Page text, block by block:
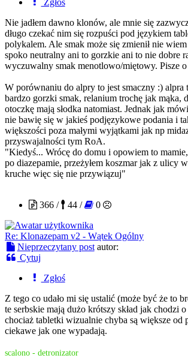
Nie jadłem dawno klonów, ale mnie się
długo czekać nim się rozpuści pod językiem
polykalem. Ale smak może się zmienił nie
spoko neutralny ani to gorzkie ani to nie dobre
wyczuwalny smak menotlowo/miętowy. Pisze
W porównaniu do alpry to jest smaczny :) alpra
bardzo gorzki smak, relanium trochę jak mąka,
otoczkę mają słodka natomiast. Jednak jak
nie bawię się w jakieś podjęzykowe podania i
większości poza małymi wyjątkami jak np
przyswajalności tym RoA.
"Kiedyś... Wrócę do domu i opowiem to
po diazepamie, przeżyłem koszmar jak z ulicy
kruche więc się nie przywiązuj"
366 /
44 / 0
Re: Klonazepam v2 - Wątek Ogólny
Nieprzeczytany post autor:
Cytuj
Zgłoś
Z tego co udało mi się ustalić (może być że to
te serbskie mają dużo krótszy skład jak chodzi o
chociaż tabletki wizualnie chyba są większe od
ciekawe jak one wypadają.
scalono - detronizator